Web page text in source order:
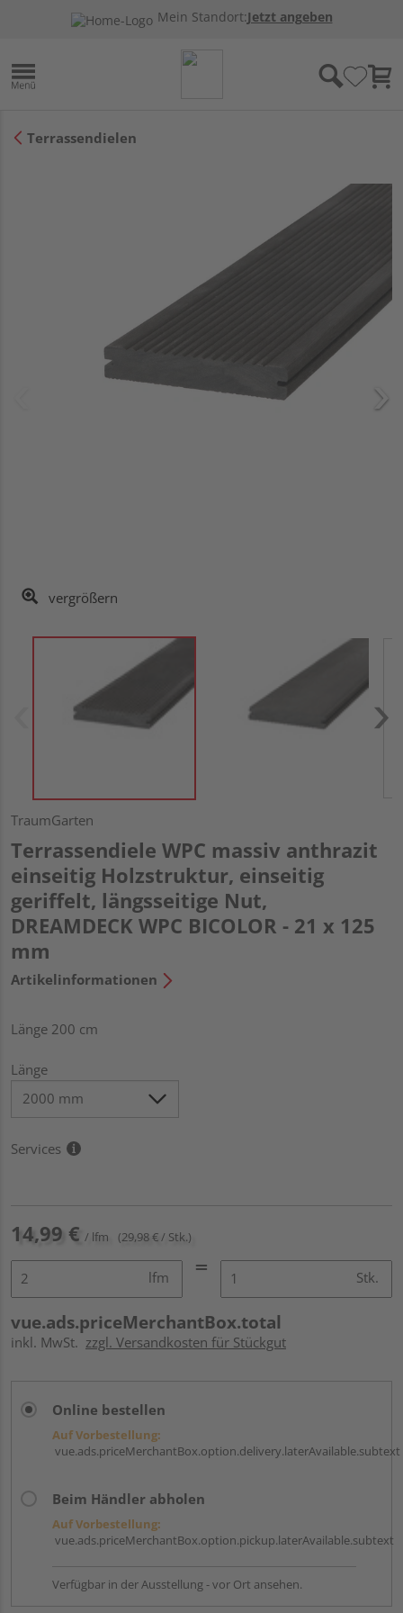
Mein Standort:Jetzt angeben
Terrassendielen
vergrößern
TraumGarten
Terrassendiele WPC massiv anthrazit
einseitig Holzstruktur, einseitig
geriffelt, längsseitige Nut,
DREAMDECK WPC BICOLOR - 21 x 125
mm
Artikelinformationen
Länge 200 cm
Länge
Services
14,99 € / lfm (29,98 € / Stk.)
lfm Stk.
vue.ads.priceMerchantBox.total
inkl. MwSt. zzgl. Versandkosten für Stückgut
Online bestellen
Auf Vorbestellung:
vue.ads.priceMerchantBox.option.delivery.laterAvailable.subtext
Beim Händler abholen
Auf Vorbestellung:
vue.ads.priceMerchantBox.option.pickup.laterAvailable.subtext
Verfügbar in der Ausstellung - vor Ort ansehen.